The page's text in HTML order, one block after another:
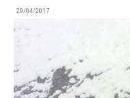
29/04/2017